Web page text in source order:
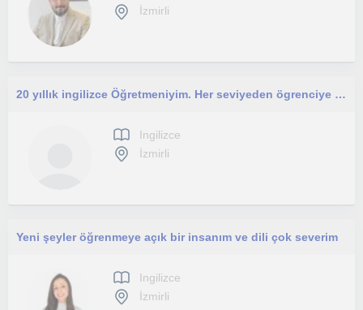
İzmirli
20 yıllık ingilizce Öğretmeniyim. Her seviyeden ögrenciye ders verebilirim.
Ingilizce
İzmirli
Yeni şeyler öğrenmeye açık bir insanım ve dili çok severim
Ingilizce
İzmirli